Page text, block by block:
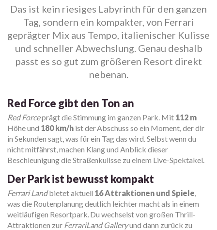
Das ist kein riesiges Labyrinth für den ganzen
Tag, sondern ein kompakter, von Ferrari
geprägter Mix aus Tempo, italienischer Kulisse
und schneller Abwechslung. Genau deshalb
passt es so gut zum größeren Resort direkt
nebenan.
Red Force gibt den Ton an
Red Forceprägt die Stimmung im ganzen Park. Mit 112 m
Höhe und 180 km/hist der Abschuss so ein Moment, der dir
in Sekunden sagt, was für ein Tag das wird. Selbst wenn du
nicht mitfährst, machen Klang und Anblick dieser
Beschleunigung die Straßenkulisse zu einem Live-Spektakel.
Der Park ist bewusst kompakt
Ferrari Landbietet aktuell 16 Attraktionen und Spiele
was die Routenplanung deutlich leichter macht als in einem
weitläufigen Resortpark. Du wechselst von großen Thrill-
Attraktionen zur FerrariLand Galleryund dann zurück zu